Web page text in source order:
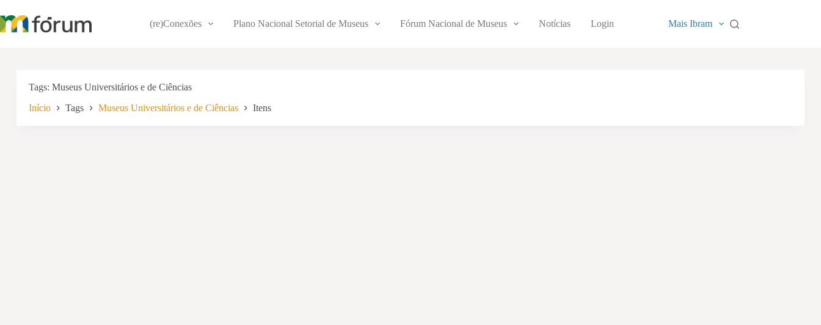
para
o
(re)Conexões Plano Nacional Setorial de Museus Fórum Nacional de Museus Notícias Login Mais Ibram
Tags Museus Universitários e de Ciências
Início Tags Museus Universitários e de Ciências Itens